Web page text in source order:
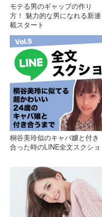
モテる男のギャップの作り
方！ 魅力的な男になれる新連
載スタート
桐谷美玲似のキャバ嬢と付き
合った時のLINE全文スクショ